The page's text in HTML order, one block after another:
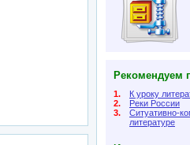
Рекомендуем
1.
К уроку
2.
Реки России
3.
Ситуативно-
литературе